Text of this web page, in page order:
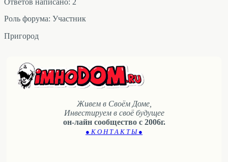
Роль форума: Участник
Пригород
Живем в Своём Доме,
Инвестируем в своё будущее
он-лайн сообщество с 2006г.
● К О Н Т А К Т Ы ●